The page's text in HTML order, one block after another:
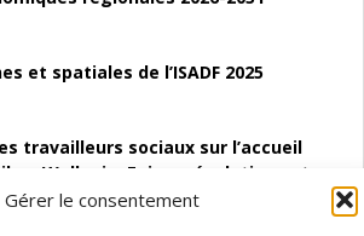
Gérer le consentement
et spatiales de l’ISADF 2025
travailleurs sociaux sur l’accueil
en Wallonie. Enjeux, évolutions et